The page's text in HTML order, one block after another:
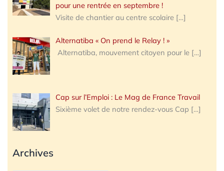
pour une rentrée en septembre !
Visite de chantier au centre scolaire […]
Alternatiba « On prend le Relay ! »
Alternatiba, mouvement citoyen pour le […]
Cap sur l’Emploi : Le Mag de France Travail
Sixième volet de notre rendez-vous Cap […]
Archives